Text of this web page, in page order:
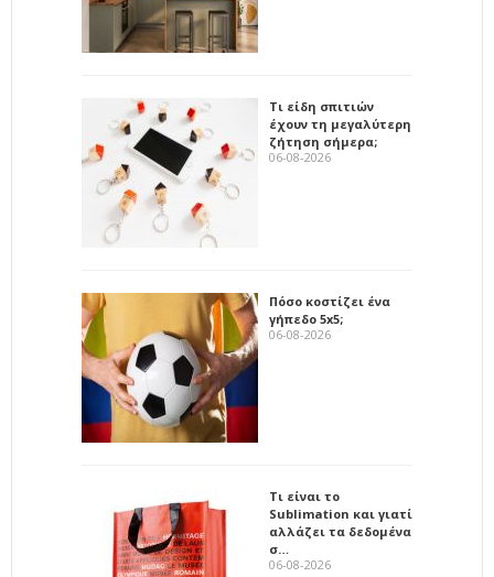
Τι είδη σπιτιών
έχουν τη μεγαλύτερη
ζήτηση σήμερα;
06-08-2026
Πόσο κοστίζει ένα
γήπεδο 5x5;
06-08-2026
Τι είναι το
Sublimation και γιατί
αλλάζει τα δεδομένα
σ…
06-08-2026